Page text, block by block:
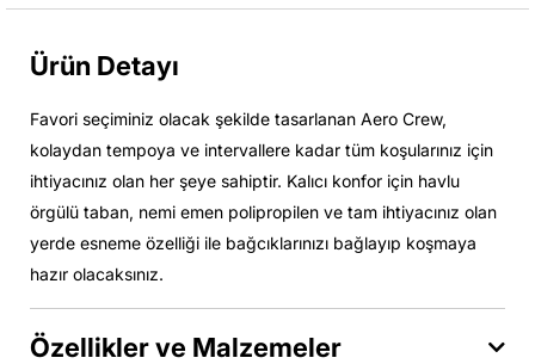
Ürün Detayı
Favori seçiminiz olacak şekilde tasarlanan Aero Crew,
kolaydan tempoya ve intervallere kadar tüm koşularınız için
ihtiyacınız olan her şeye sahiptir. Kalıcı konfor için havlu
örgülü taban, nemi emen polipropilen ve tam ihtiyacınız olan
yerde esneme özelliği ile bağcıklarınızı bağlayıp koşmaya
hazır olacaksınız.
Özellikler ve Malzemeler